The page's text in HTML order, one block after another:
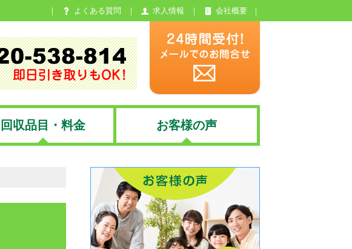
よくある質問 求人情報 会社概要
回収品目・料金 お客様の声